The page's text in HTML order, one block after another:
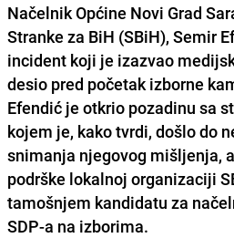
Načelnik Općine Novi Grad
Stranke za BiH (SBiH), Semir
incident koji je izazvao
desio pred početak izborne
Efendić je otkrio pozadinu sa
kojem je, kako tvrdi, došlo do
snimanja njegovog mišljenja,
podrške lokalnoj organizaciji
tamošnjem kandidatu za
SDP-a na izborima.